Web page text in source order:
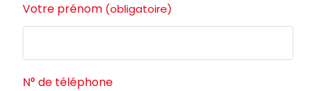
Votre prénom (obligatoire)
N° de téléphone